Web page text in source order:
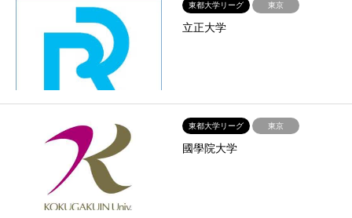
東都大学リーグ 東京
立正大学
東都大学リーグ 東京
國學院大学